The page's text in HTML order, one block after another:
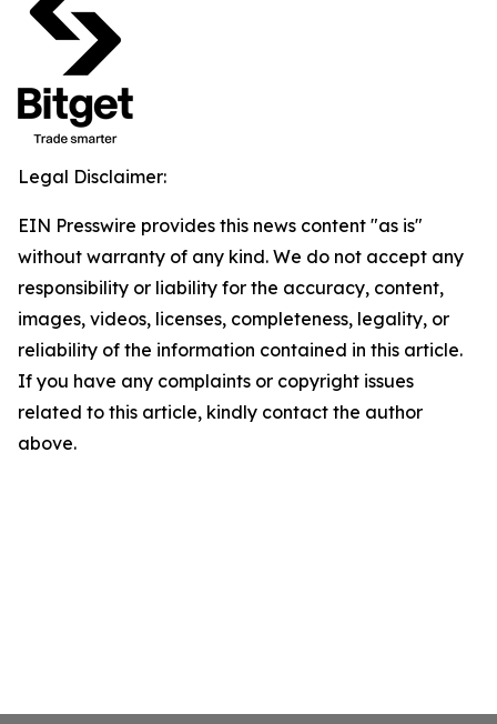
Legal Disclaimer:
EIN Presswire provides this news content "as is"
without warranty of any kind. We do not accept any
responsibility or liability for the accuracy, content,
images, videos, licenses, completeness, legality, or
reliability of the information contained in this article.
If you have any complaints or copyright issues
related to this article, kindly contact the author
above.